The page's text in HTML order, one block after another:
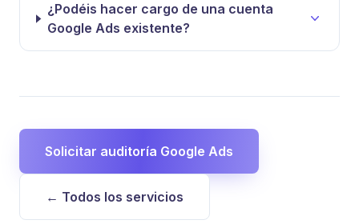
¿Podéis hacer cargo de una cuenta
Google Ads existente?
Solicitar auditoría Google Ads
← Todos los servicios